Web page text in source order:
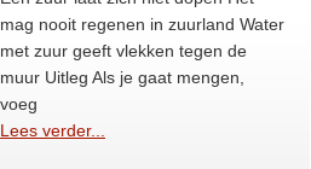
mag nooit regenen in zuurland Water
met zuur geeft vlekken tegen de
muur Uitleg Als je gaat mengen,
voeg
Lees verder...